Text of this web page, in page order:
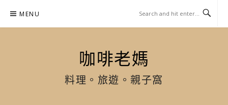
content
MENU
咖啡老媽
料理。旅遊。親子窩